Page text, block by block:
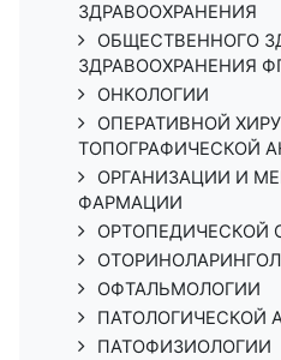
ЗДРАВООХРАНЕНИЯ
ОБЩЕСТВЕННОГО
ЗДРАВООХРАНЕНИЯ
ОНКОЛОГИИ
ОПЕРАТИВНОЙ
ТОПОГРАФИЧЕСКОЙ
ОРГАНИЗАЦИИ И
ФАРМАЦИИ
ОРТОПЕДИЧЕСКОЙ
ОФТАЛЬМОЛОГИИ
ПАТОЛОГИЧЕСКОЙ
ПАТОФИЗИОЛОГИИ